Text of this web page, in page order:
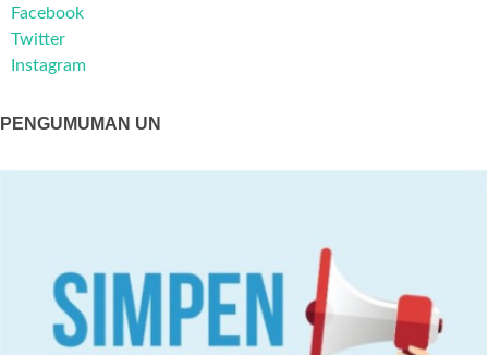
Facebook
Twitter
Instagram
PENGUMUMAN UN